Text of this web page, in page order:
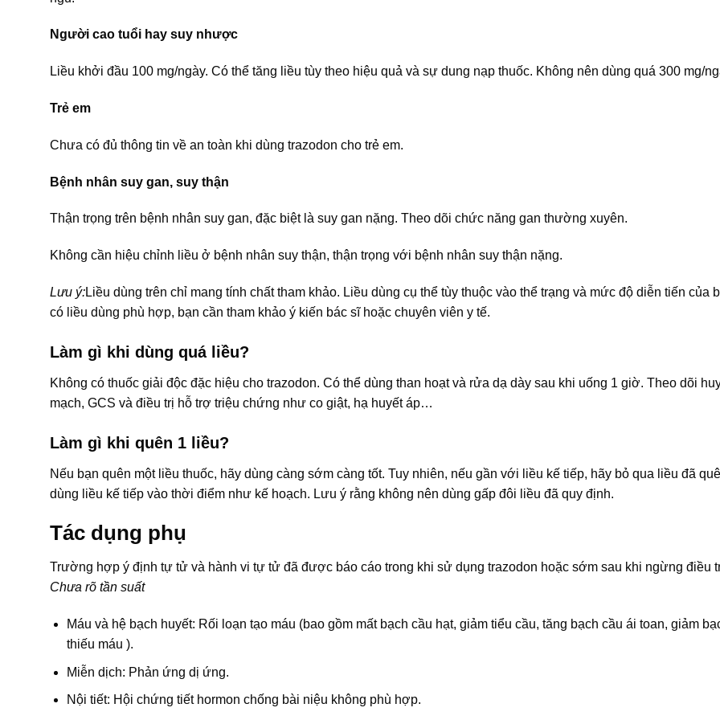
Người cao tuổi hay suy nhược
Liều khởi đầu 100 mg/ngày. Có thể tăng liều tùy theo hiệu quả và sự dung nạp thuốc. Không nên dùng quá 300 mg/
Trẻ em
Chưa có đủ thông tin về an toàn khi dùng trazodon cho trẻ em.
Bệnh nhân suy gan, suy thận
Thận trọng trên bệnh nhân suy gan, đặc biệt là suy gan nặng. Theo dõi chức năng gan thường xuyên.
Không cần hiệu chỉnh liều ở bệnh nhân suy thận, thận trọng với bệnh nhân suy thận nặng.
Lưu ý:Liều dùng trên chỉ mang tính chất tham khảo. Liều dùng cụ thể tùy thuộc vào thể trạng và mức độ diễn tiến của
có liều dùng phù hợp, bạn cần tham khảo ý kiến bác sĩ hoặc chuyên viên y tế.
Làm gì khi dùng quá liều?
Không có thuốc giải độc đặc hiệu cho trazodon. Có thể dùng than hoạt và rửa dạ dày sau khi uống 1 giờ. Theo dõi
mạch, GCS và điều trị hỗ trợ triệu chứng như co giật, hạ huyết áp…
Làm gì khi quên 1 liều?
Nếu bạn quên một liều thuốc, hãy dùng càng sớm càng tốt. Tuy nhiên, nếu gần với liều kế tiếp, hãy bỏ qua liều đã
dùng liều kế tiếp vào thời điểm như kế hoạch. Lưu ý rằng không nên dùng gấp đôi liều đã quy định.
Tác dụng phụ
Trường hợp ý định tự tử và hành vi tự tử đã được báo cáo trong khi sử dụng trazodon hoặc sớm sau khi ngừng điều
Chưa rõ tần suất
Máu và hệ bạch huyết: Rối loạn tạo máu (bao gồm mất bạch cầu hạt, giảm tiểu cầu, tăng bạch cầu ái toan, giảm
thiếu máu ).
Miễn dịch: Phản ứng dị ứng.
Nội tiết: Hội chứng tiết hormon chống bài niệu không phù hợp.